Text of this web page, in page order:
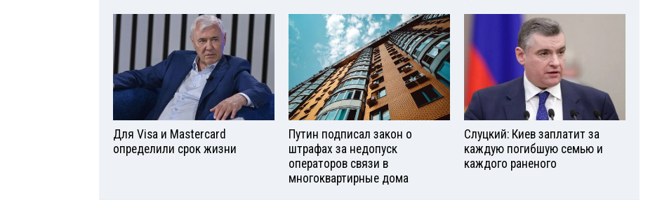
Для Visа и Mastercard
определили срок жизни
Путин подписал закон о
штрафах за недопуск
операторов связи в
многоквартирные дома
Слуцкий: Киев заплатит за
каждую погибшую семью и
каждого раненого